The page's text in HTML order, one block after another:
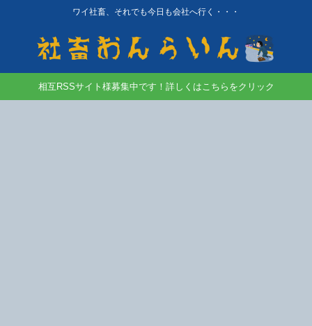
ワイ社畜、それでも今日も会社へ行く・・・
相互RSSサイト様募集中です！詳しくはこちらをクリック